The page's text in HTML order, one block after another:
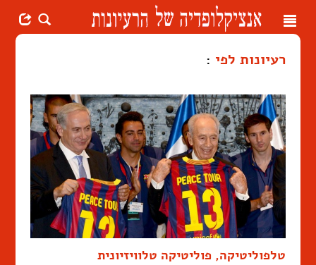
Toggle
רעיונות לפי :
טלפוליטיקה, פוליטיקה טלוויזיונית